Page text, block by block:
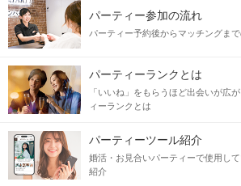
パーティー参加の流れ
パーティー予約後からマッチングま
パーティーランクとは
「いいね」をもらうほど出会いが広
ィーランクとは
パーティーツール紹介
婚活・お見合いパーティーで使用し
紹介